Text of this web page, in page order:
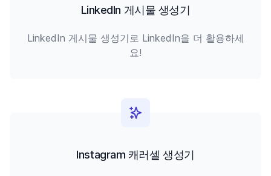
LinkedIn 게시물 생성기
LinkedIn 게시물 생성기로 LinkedIn을 더 활용하세
요!
Instagram 캐러셀 생성기